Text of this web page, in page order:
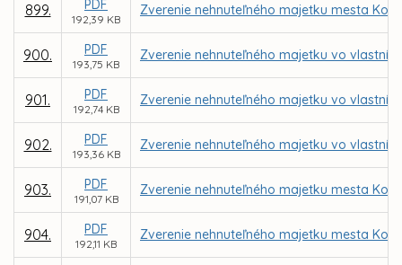
899. PDF
192,39 KB
Zverenie nehnuteľného majetku mesta
900. PDF
193,75 KB
Zverenie nehnuteľného majetku vo
901. PDF
192,74 KB
Zverenie nehnuteľného majetku vo
902. PDF
193,36 KB
Zverenie nehnuteľného majetku vo
903. PDF
191,07 KB
Zverenie nehnuteľného majetku mesta
904. PDF
192,11 KB
Zverenie nehnuteľného majetku mesta